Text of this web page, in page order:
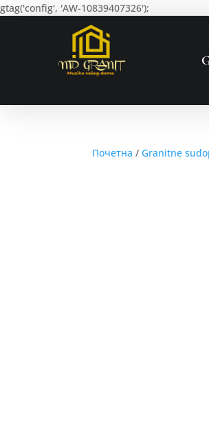
gtag('config', 'AW-10839407326');
Почетна / Granitne